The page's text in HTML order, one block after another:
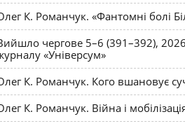
К. Романчук. «Фантомні болі
чергове 5–6 (391–392),
«Універсум»
К. Романчук. Кого вшановує
К. Романчук. Війна і